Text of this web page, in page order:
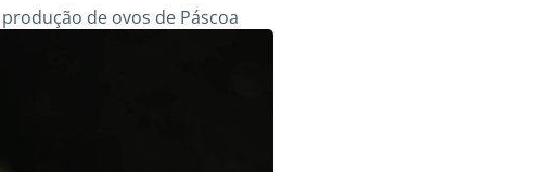
de ovos de Páscoa